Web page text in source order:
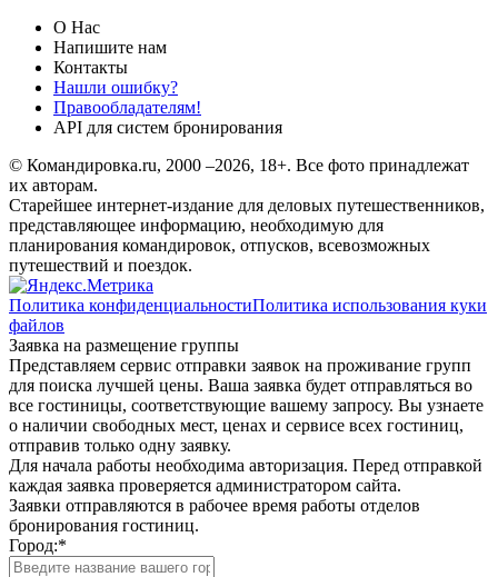
О Нас
Напишите нам
Контакты
Нашли ошибку?
Правообладателям!
API для систем бронирования
© Командировка.ru, 2000 –2026, 18+. Все фото принадлежат
их авторам.
Старейшее интернет-издание для деловых путешественников,
представляющее информацию, необходимую для
планирования командировок, отпусков, всевозможных
путешествий и поездок.
Политика конфиденциальностиПолитика использования куки
файлов
Заявка на размещение группы
Представляем сервис отправки заявок на проживание групп
для поиска лучшей цены. Ваша заявка будет отправляться во
все гостиницы, соответствующие вашему запросу. Вы узнаете
о наличии свободных мест, ценах и сервисе всех гостиниц,
отправив только одну заявку.
Для начала работы необходима авторизация. Перед отправкой
каждая заявка проверяется администратором сайта.
Заявки отправляются в рабочее время работы отделов
бронирования гостиниц.
Город:*